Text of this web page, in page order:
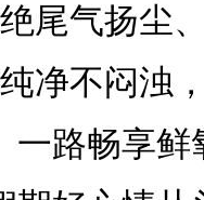
尾气扬尘
净不闷浊
一路畅享鲜